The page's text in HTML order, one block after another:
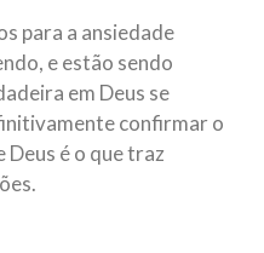
para a ansiedade
e estão sendo
em Deus se
confirmar o
é o que traz